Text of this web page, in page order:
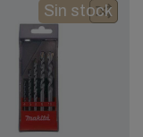
Sin stock